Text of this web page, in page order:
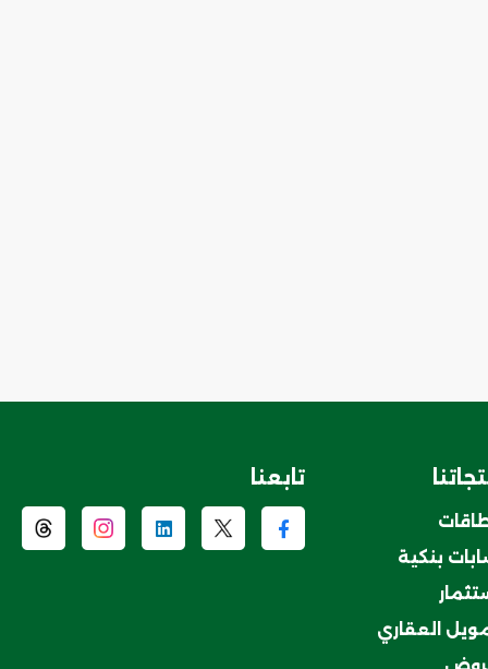
بنكية
العقاري
تابعنا